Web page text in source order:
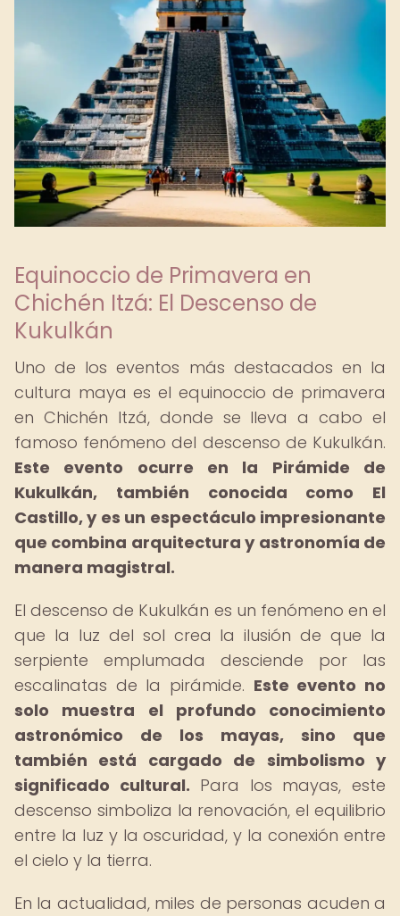
Equinoccio de Primavera en
Chichén Itzá: El Descenso de
Kukulkán
Uno de los eventos más destacados en la
cultura maya es el equinoccio de primavera
en Chichén Itzá, donde se lleva a cabo el
famoso fenómeno del descenso de Kukulkán.
Este evento ocurre en la Pirámide de
Kukulkán, también conocida como El
Castillo, y es un espectáculo impresionante
que combina arquitectura y astronomía de
manera magistral.
El descenso de Kukulkán es un fenómeno en el
que la luz del sol crea la ilusión de que la
serpiente emplumada desciende por las
escalinatas de la pirámide. Este evento no
solo muestra el profundo conocimiento
astronómico de los mayas, sino que
también está cargado de simbolismo y
significado cultural. Para los mayas, este
descenso simboliza la renovación, el equilibrio
entre la luz y la oscuridad, y la conexión entre
el cielo y la tierra.
En la actualidad, miles de personas acuden a